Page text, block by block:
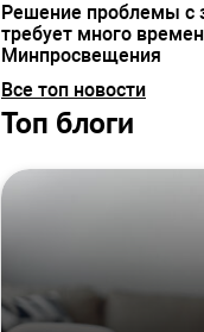
Решение проблемы с
требует много
Минпросвещения
Все топ новости
Топ блоги